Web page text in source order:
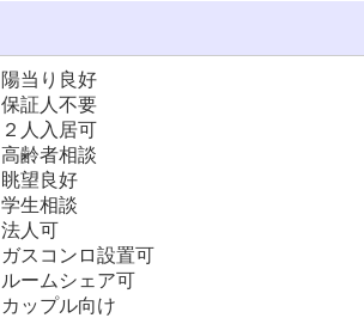
陽当り良好
保証人不要
２人入居可
高齢者相談
眺望良好
学生相談
法人可
ガスコンロ設置可
ルームシェア可
カップル向け